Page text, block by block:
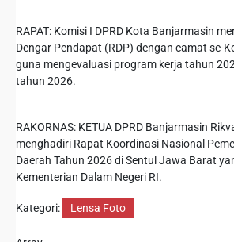
RAPAT: Komisi I DPRD Kota Banjarmasin
Dengar Pendapat (RDP) dengan camat se-
guna mengevaluasi program kerja tahun
tahun 2026.
RAKORNAS: KETUA DPRD Banjarmasin
menghadiri Rapat Koordinasi Nasional
Daerah Tahun 2026 di Sentul Jawa Barat
Kementerian Dalam Negeri RI.
Kategori: Lensa Foto